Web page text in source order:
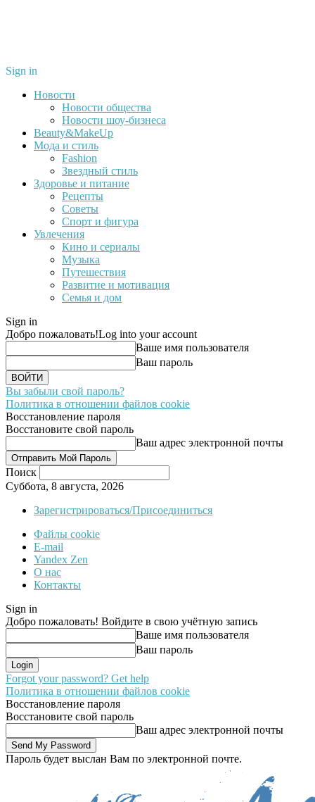
Sign in
Новости
Новости общества
Новости шоу-бизнеса
Beauty&MakeUp
Мода и стиль
Fashion
Звездный стиль
Здоровье и питание
Рецепты
Советы
Спорт и фигура
Увлечения
Кино и сериалы
Музыка
Путешествия
Развитие и мотивация
Семья и дом
Sign in
Добро пожаловать!Log into your account
Ваше имя пользователя
Ваш пароль
Вы забыли свой пароль?
Политика в отношении файлов cookie
Восстановление пароля
Восстановите свой пароль
Ваш адрес электронной почты
Поиск
Суббота, 8 августа, 2026
Зарегистрироваться/Присоединиться
Файлы cookie
E-mail
Yandex Zen
О нас
Контакты
Sign in
Добро пожаловать! Войдите в свою учётную запись
Ваше имя пользователя
Ваш пароль
Forgot your password? Get help
Политика в отношении файлов cookie
Восстановление пароля
Восстановите свой пароль
Ваш адрес электронной почты
Пароль будет выслан Вам по электронной почте.